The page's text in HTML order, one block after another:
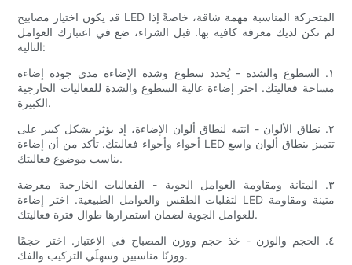
قد يكون اختيار مصابيح LED المتحركة المناسبة مهمة شاقة، خاصةً إذا
لم تكن لديك معرفة كافية بها. قبل الشراء، ضع في اعتبارك العوامل
التالية:
١. السطوع والشدة - يُحدد سطوع وشدة الإضاءة مدى جودة إضاءة
مساحة فعاليتك. اختر إضاءة عالية السطوع والشدة للفعاليات الخارجية
الكبيرة.
٢. نطاق الألوان - انتبه لنطاق ألوان الإضاءة، إذ يؤثر بشكل كبير على
أجواء وأجواء فعاليتك. تأكد من أن إضاءة LED تتميز بنطاق ألوان واسع
يناسب موضوع فعاليتك.
٣. المتانة ومقاومة العوامل الجوية - الفعاليات الخارجية معرضة
لتقلبات الطقس والعوامل الطبيعية. اختر إضاءة LED متينة ومقاومة
للعوامل الجوية لضمان استمرارها طوال فترة فعاليتك.
٤. الحجم والوزن - خذ حجم ووزن المصباح في الاعتبار. اختر حجمًا
ووزنًا مناسبين وسهلَي التركيب والفك.